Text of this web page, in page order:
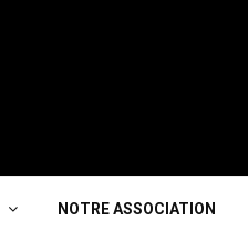
NOTRE ASSOCIATION